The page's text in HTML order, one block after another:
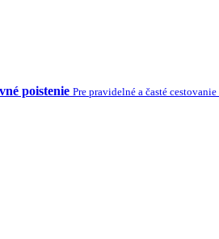
poistenie Pre pravidelné a časté cestovanie